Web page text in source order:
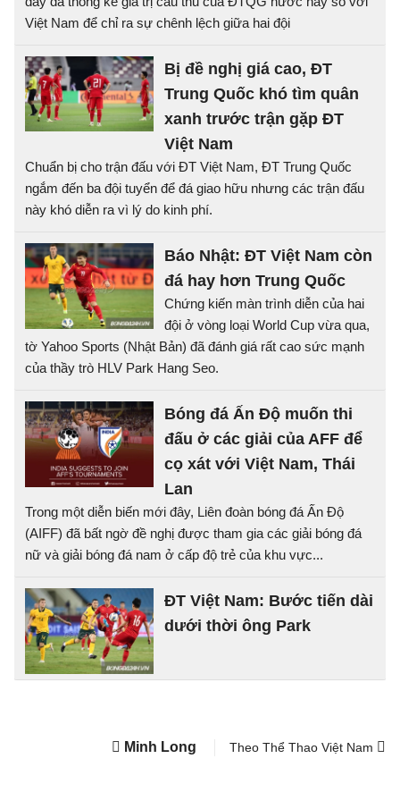
Việt Nam để chỉ ra sự chênh lệch giữa hai đội
Bị đề nghị giá cao, ĐT
Trung Quốc khó tìm quân
xanh trước trận gặp ĐT
Việt Nam
Chuẩn bị cho trận đấu với ĐT Việt Nam, ĐT Trung Quốc
ngắm đến ba đội tuyển để đá giao hữu nhưng các trận đấu
này khó diễn ra vì lý do kinh phí.
Báo Nhật: ĐT Việt Nam còn
đá hay hơn Trung Quốc
Chứng kiến màn trình diễn của hai
đội ở vòng loại World Cup vừa qua,
tờ Yahoo Sports (Nhật Bản) đã đánh giá rất cao sức mạnh
của thầy trò HLV Park Hang Seo.
Bóng đá Ấn Độ muốn thi
đấu ở các giải của AFF để
cọ xát với Việt Nam, Thái
Lan
Trong một diễn biến mới đây, Liên đoàn bóng đá Ấn Độ
(AIFF) đã bất ngờ đề nghị được tham gia các giải bóng đá
nữ và giải bóng đá nam ở cấp độ trẻ của khu vực...
ĐT Việt Nam: Bước tiến dài
dưới thời ông Park
Minh Long Theo Thể Thao Việt Nam